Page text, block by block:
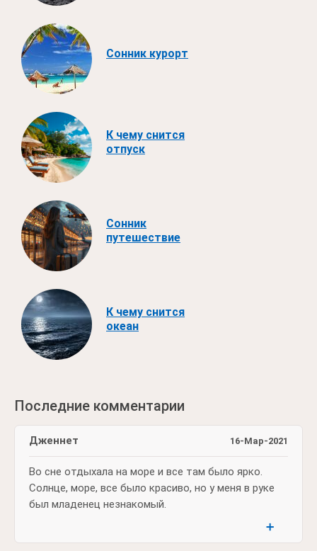
Сонник курорт
К чему снится
отпуск
Сонник
путешествие
К чему снится
океан
Последние комментарии
16-Мар-2021
Дженнет
Во сне отдыхала на море и все там было ярко.
Солнце, море, все было красиво, но у меня в руке
был младенец незнакомый.
➕